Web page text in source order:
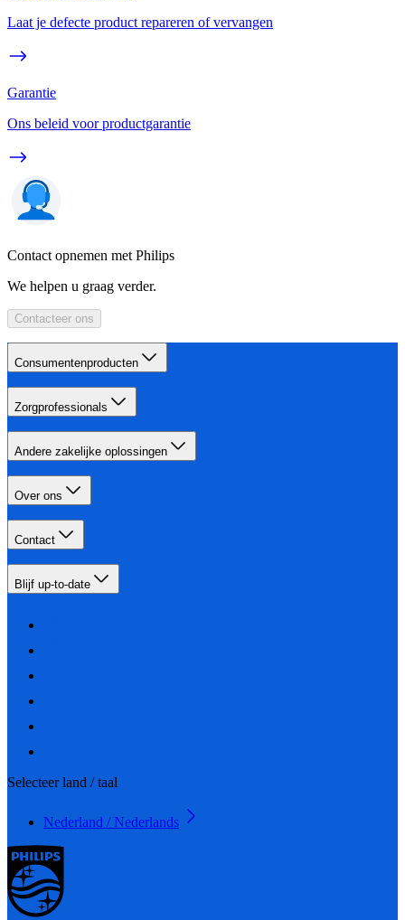
Laat je defecte product repareren of vervangen
Garantie
Ons beleid voor productgarantie
Contact opnemen met Philips
We helpen u graag verder.
Contacteer ons
Consumentenproducten
Zorgprofessionals
Andere zakelijke oplossingen
Over ons
Contact
Blijf up-to-date
Selecteer land / taal
Nederland / Nederlands